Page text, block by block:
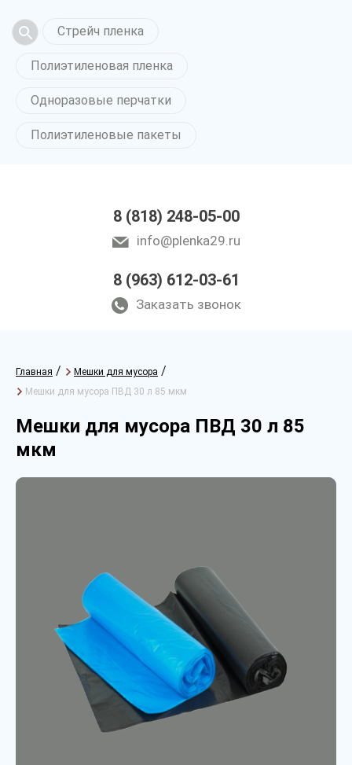
Стрейч пленка
Полиэтиленовая пленка
Одноразовые перчатки
Полиэтиленовые пакеты
8 (818) 248-05-00
info@plenka29.ru
8 (963) 612-03-61
Заказать звонок
Главная / Мешки для мусора /
Мешки для мусора ПВД 30 л 85 мкм
Мешки для мусора ПВД 30 л 85
мкм